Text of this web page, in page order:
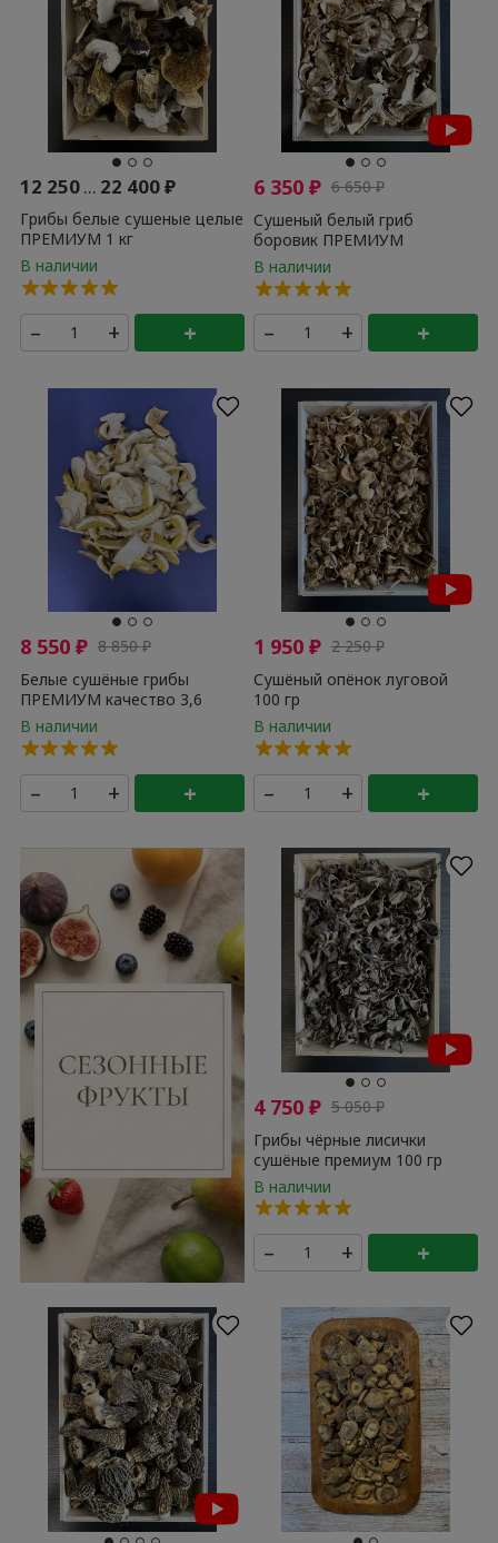
12 250... 22 400₽
Грибы белые сушеные целые
ПРЕМИУМ 1 кг
– + +
6 350₽ 6 650₽
Сушеный белый гриб
боровик ПРЕМИУМ
КАЧЕСТВО 300 гр
– + +
8 550₽ 8 850₽
Белые сушёные грибы
ПРЕМИУМ качество 3,6
литра
– + +
1 950₽ 2 250₽
Сушёный опёнок луговой
100 гр
– + +
4 750₽ 5 050₽
Грибы чёрные лисички
сушёные премиум 100 гр
– + +